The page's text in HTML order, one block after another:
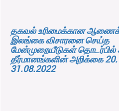
தகவல் உரிமைக்கான
இலங்கை விசாரனை செய்த
மேன்முறையீடுகள்
தீர்மானங்களின் அறிக்கை
31.08.2022